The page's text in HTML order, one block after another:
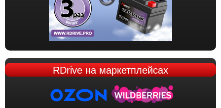
RDriveна маркетплейсах